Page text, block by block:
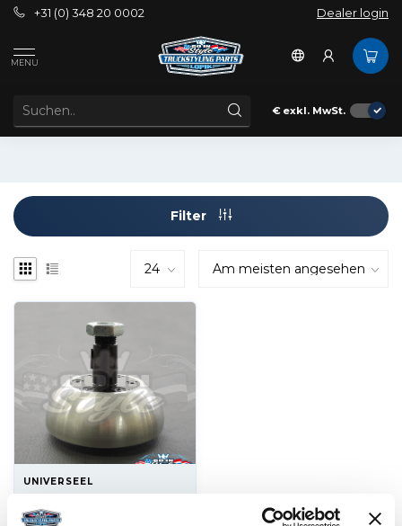
+31 (0) 348 20 0002 Dealer login
MENU
€ exkl. MwSt.
Schlagworte
ARTIKEL MIT SCHLAGWORT BRING BACK THE OLD
TIMES
Filter
UNIVERSEEL
Nabe für 3-
Speichen-Lenkrad